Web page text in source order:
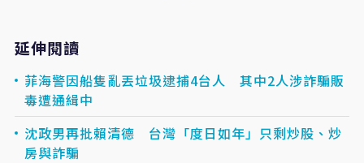
延伸閱讀
菲海警因船隻亂丟垃圾逮捕4台人 其中2人涉詐騙販
毒遭通緝中
沈政男再批賴清德 台灣「度日如年」只剩炒股、炒
房與詐騙